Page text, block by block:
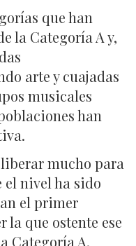
que han
la Categoría A y,
arte y cuajadas
musicales
han
mucho para
el nivel ha sido
el primer
la que ostente ese
Categoría A,